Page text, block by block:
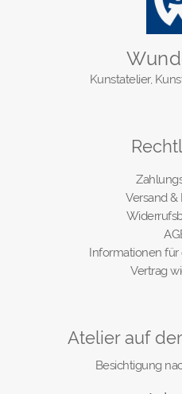
Kunstatelier,
Versand
Informationen
Vertrag
Atelier auf
Besichtigung